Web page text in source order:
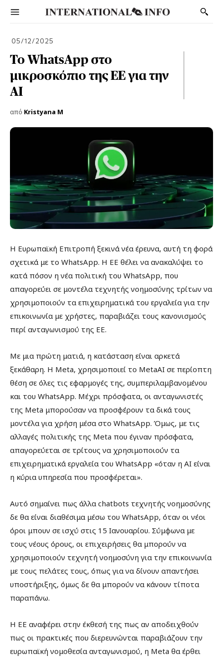
05/12/2025
Το WhatsApp στο
μικροσκόπιο της ΕΕ για την
AI
από Kristyana M
Η Ευρωπαϊκή Επιτροπή ξεκινά νέα έρευνα, αυτή τη φορά
σχετικά με το WhatsApp. Η EE θέλει να ανακαλύψει το
κατά πόσον η νέα πολιτική του WhatsApp, που
απαγορεύει σε μοντέλα τεχνητής νοημοσύνης τρίτων να
χρησιμοποιούν τα επιχειρηματικά του εργαλεία για την
επικοινωνία με χρήστες, παραβιάζει τους κανονισμούς
περί ανταγωνισμού της ΕΕ.
Με μια πρώτη ματιά, η κατάσταση είναι αρκετά
ξεκάθαρη. Η Meta, χρησιμοποιεί το MetaAI σε περίοπτη
θέση σε όλες τις εφαρμογές της, συμπεριλαμβανομένου
και του WhatsApp. Μέχρι πρόσφατα, οι ανταγωνιστές
της Meta μπορούσαν να προσφέρουν τα δικά τους
μοντέλα για χρήση μέσα στο WhatsApp. Όμως, με τις
αλλαγές πολιτικής της Meta που έγιναν πρόσφατα,
απαγορεύεται σε τρίτους να χρησιμοποιούν τα
επιχειρηματικά εργαλεία του WhatsApp «όταν η AI είναι
η κύρια υπηρεσία που προσφέρεται».
Αυτό σημαίνει πως άλλα chatbots τεχνητής νοημοσύνης
δε θα είναι διαθέσιμα μέσω του WhatsApp, όταν οι νέοι
όροι μπουν σε ισχύ στις 15 Ιανουαρίου. Σύμφωνα με
τους νέους όρους, οι επιχειρήσεις θα μπορούν να
χρησιμοποιούν τεχνητή νοημοσύνη για την επικοινωνία
με τους πελάτες τους, όπως για να δίνουν απαντήσει
υποστήριξης, όμως δε θα μπορούν να κάνουν τίποτα
παραπάνω.
Η EE αναφέρει στην έκθεσή της πως αν αποδειχθούν
πως οι πρακτικές που διερευνώνται παραβιάζουν την
ευρωπαϊκή νομοθεσία ανταγωνισμού, η Meta θα έρθει